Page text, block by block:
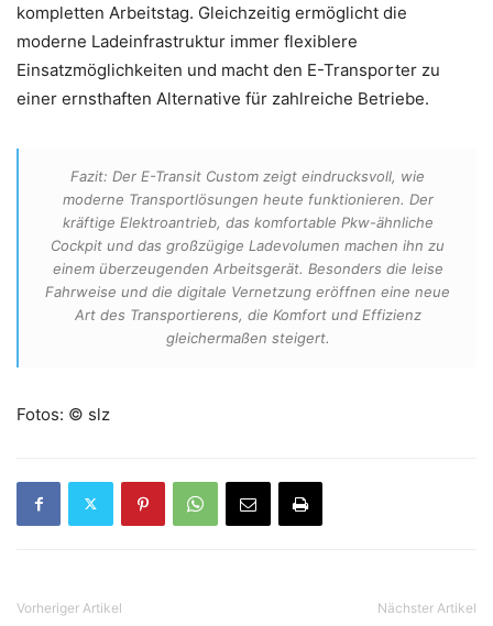
kompletten Arbeitstag. Gleichzeitig ermöglicht die
moderne Ladeinfrastruktur immer flexiblere
Einsatzmöglichkeiten und macht den E-Transporter zu
einer ernsthaften Alternative für zahlreiche Betriebe.
Fazit: Der E-Transit Custom zeigt eindrucksvoll, wie
moderne Transportlösungen heute funktionieren. Der
kräftige Elektroantrieb, das komfortable Pkw-ähnliche
Cockpit und das großzügige Ladevolumen machen ihn zu
einem überzeugenden Arbeitsgerät. Besonders die leise
Fahrweise und die digitale Vernetzung eröffnen eine neue
Art des Transportierens, die Komfort und Effizienz
gleichermaßen steigert.
Fotos: © slz
Vorheriger Artikel Nächster Artikel